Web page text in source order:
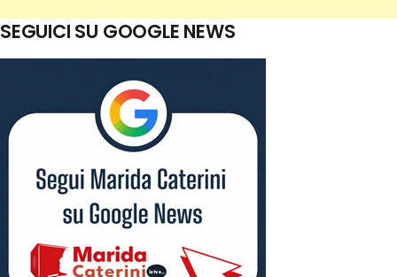
SEGUICI SU GOOGLE NEWS